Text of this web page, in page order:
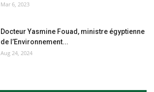
Mar 6, 2023
Docteur Yasmine Fouad, ministre égyptienne
de l’Environnement...
Aug 24, 2024